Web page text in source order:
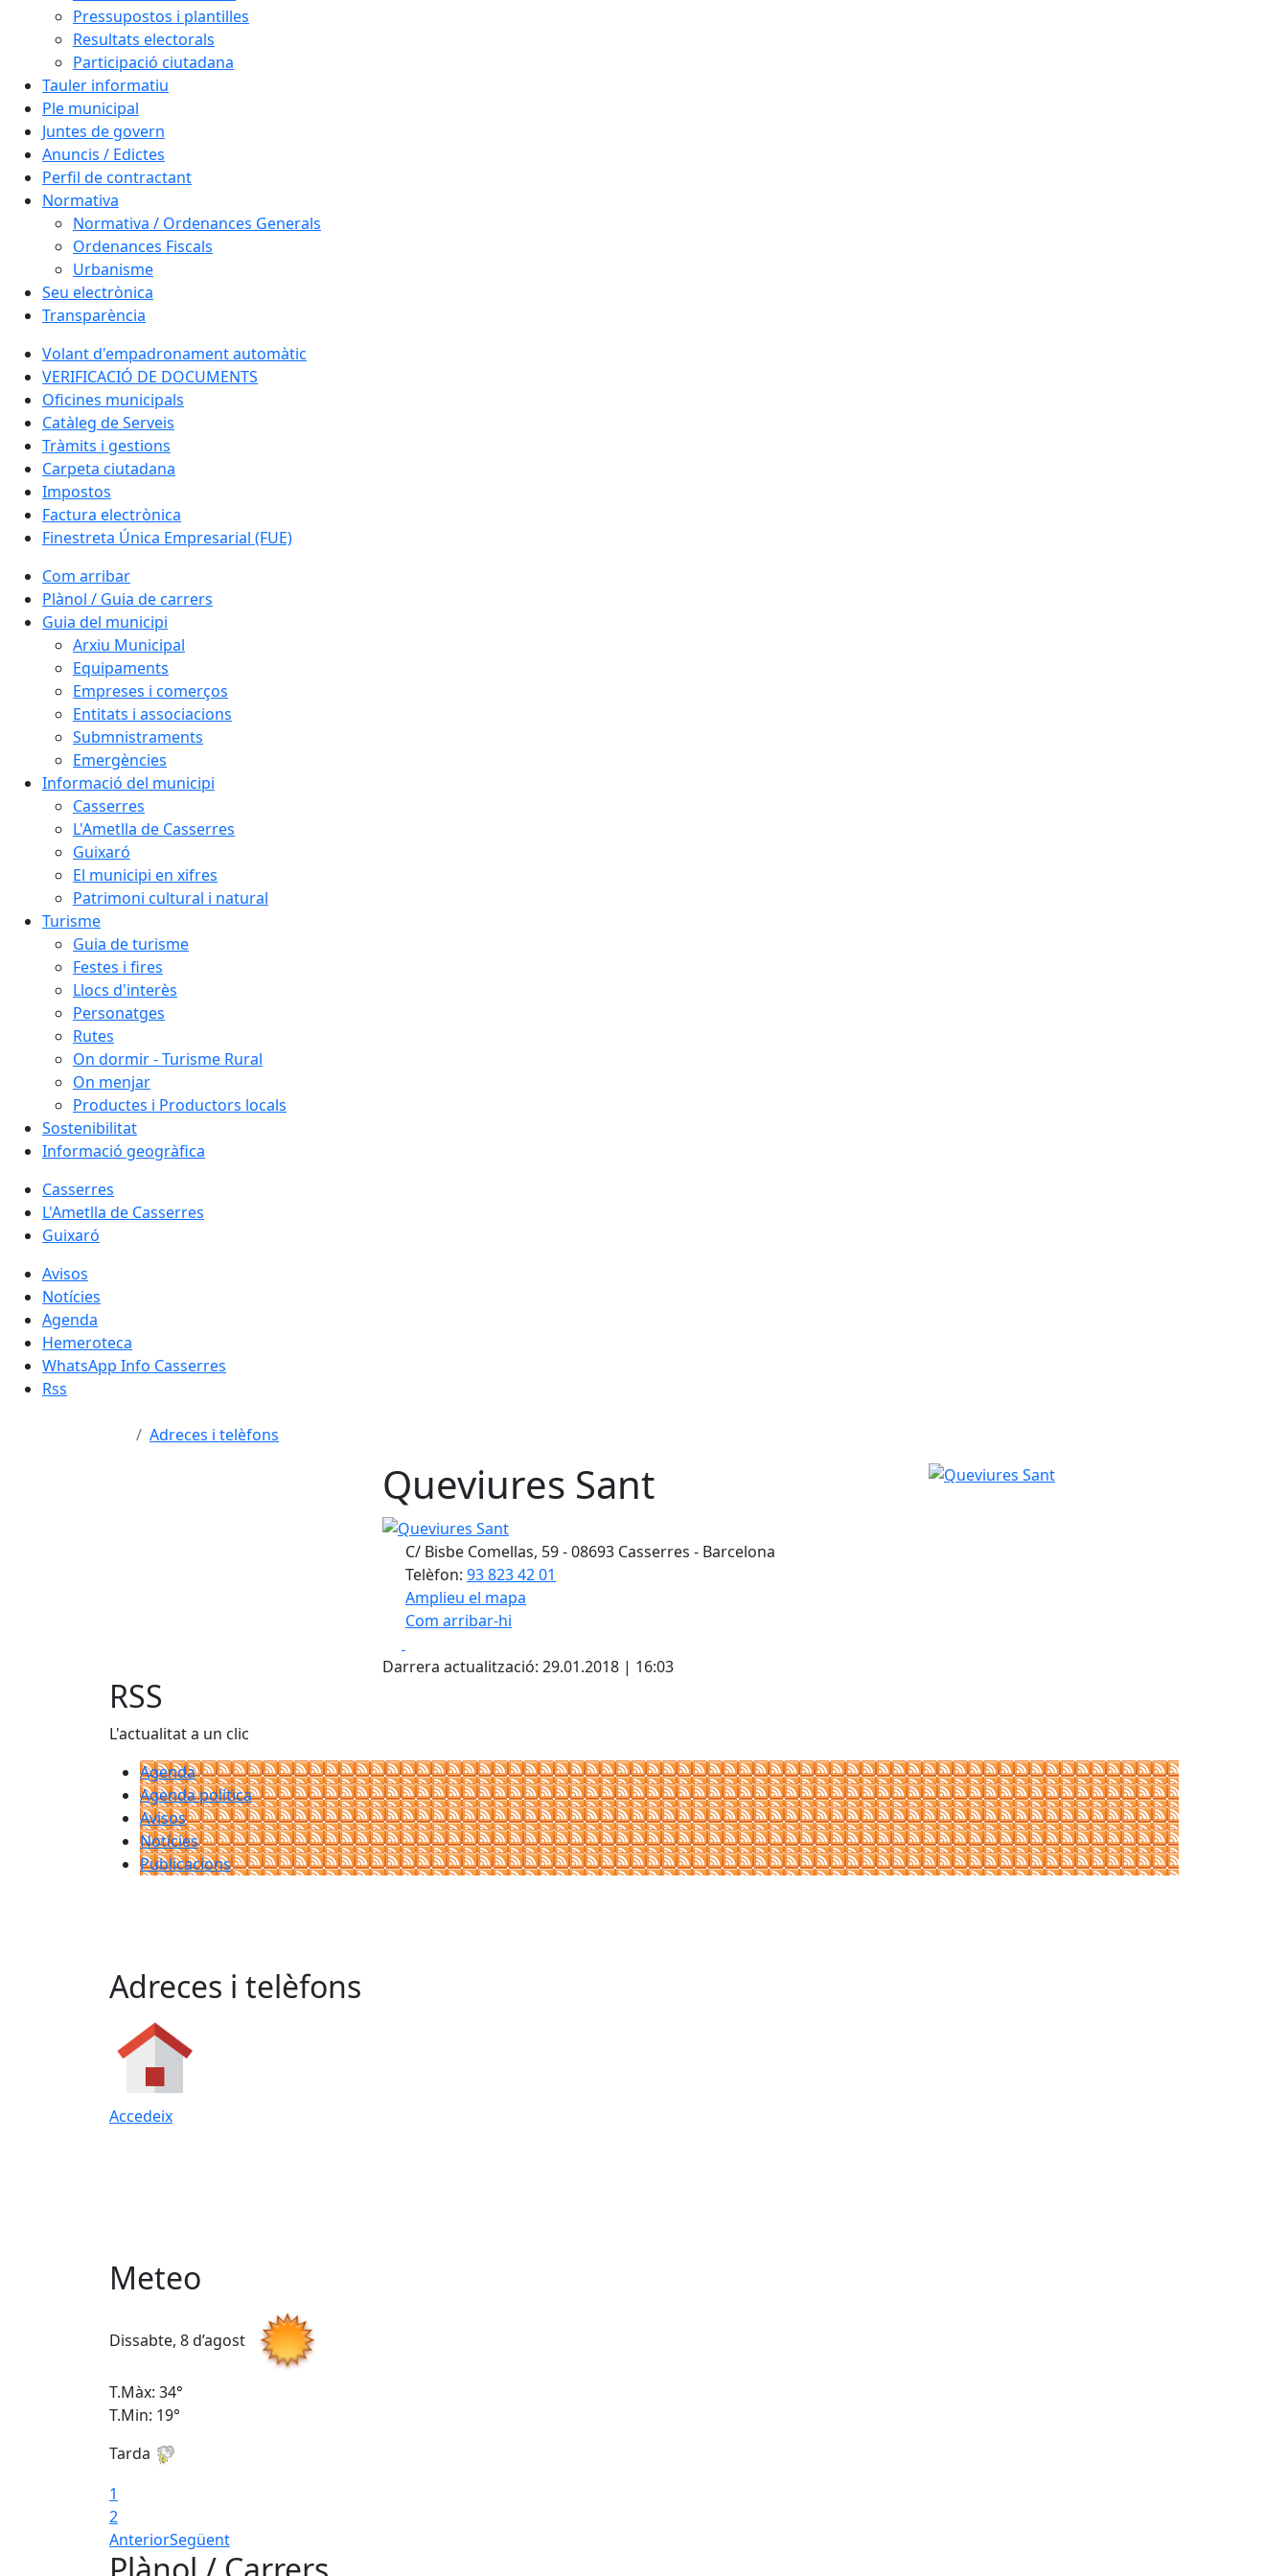
Pressupostos i plantilles
Resultats electorals
Participació ciutadana
Tauler informatiu
Ple municipal
Juntes de govern
Anuncis / Edictes
Perfil de contractant
Normativa
Normativa / Ordenances Generals
Ordenances Fiscals
Urbanisme
Seu electrònica
Transparència
Volant d'empadronament automàtic
VERIFICACIÓ DE DOCUMENTS
Oficines municipals
Catàleg de Serveis
Tràmits i gestions
Carpeta ciutadana
Impostos
Factura electrònica
Finestreta Única Empresarial (FUE)
Com arribar
Plànol / Guia de carrers
Guia del municipi
Arxiu Municipal
Equipaments
Empreses i comerços
Entitats i associacions
Submnistraments
Emergències
Informació del municipi
Casserres
L'Ametlla de Casserres
Guixaró
El municipi en xifres
Patrimoni cultural i natural
Turisme
Guia de turisme
Festes i fires
Llocs d'interès
Personatges
Rutes
On dormir - Turisme Rural
On menjar
Productes i Productors locals
Sostenibilitat
Informació geogràfica
Casserres
L'Ametlla de Casserres
Guixaró
Avisos
Notícies
Agenda
Hemeroteca
WhatsApp Info Casserres
Rss
Adreces i telèfons
Queviures Sant
Queviures Sant
C/ Bisbe Comellas, 59 - 08693 Casserres - Barcelona
Telèfon: 93 823 42 01
Amplieu el mapa
Com arribar-hi
+
Darrera actualització: 29.01.2018 | 16:03
Queviures Sant
RSS
L'actualitat a un clic
Agenda
Agenda política
Avisos
Notícies
Publicacions
Adreces i telèfons
Accedeix
Meteo
Dissabte, 8 d’agost
T.Màx: 34°
T.Min: 19°
Tarda
1
2
AnteriorSegüent